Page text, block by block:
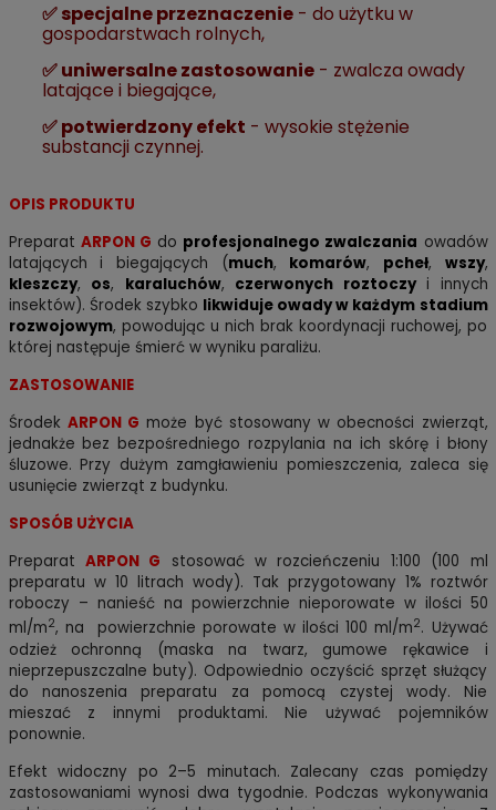
✅ specjalne przeznaczenie- do użytku w
gospodarstwach rolnych,
✅ uniwersalne zastosowanie- zwalcza owady
latające i biegające,
✅ potwierdzony efekt - wysokie stężenie
substancji czynnej.
OPIS PRODUKTU
Preparat ARPON G do profesjonalnego zwalczania owadów
latających i biegających (much, komarów, pcheł, wszy,
kleszczy, os, karaluchów, czerwonych roztoczyi innych
insektów). Środek szybko likwiduje owady w każdym stadium
rozwojowym, powodując u nich brak koordynacji ruchowej, po
której następuje śmierć w wyniku paraliżu.
ZASTOSOWANIE
Środek ARPON G może być stosowany w obecności zwierząt,
jednakże bez bezpośredniego rozpylania na ich skórę i błony
śluzowe. Przy dużym zamgławieniu pomieszczenia, zaleca się
usunięcie zwierząt z budynku.
SPOSÓB UŻYCIA
Preparat ARPON G stosować w rozcieńczeniu 1:100 (100 ml
preparatu w 10 litrach wody). Tak przygotowany 1% roztwór
roboczy – nanieść na powierzchnie nieporowate w ilości 50
ml/m2, na powierzchnie porowate w ilości 100 ml/m2. Używać
odzież ochronną (maska na twarz, gumowe rękawice i
nieprzepuszczalne buty). Odpowiednio oczyścić sprzęt służący
do nanoszenia preparatu za pomocą czystej wody. Nie
mieszać z innymi produktami. Nie używać pojemników
ponownie.
Efekt widoczny po 2–5 minutach. Zalecany czas pomiędzy
zastosowaniami wynosi dwa tygodnie. Podczas wykonywania